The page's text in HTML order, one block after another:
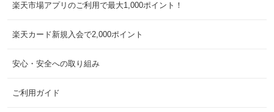
楽天市場アプリのご利用で最大1,000ポイント！
楽天カード新規入会で2,000ポイント
安心・安全への取り組み
ご利用ガイド